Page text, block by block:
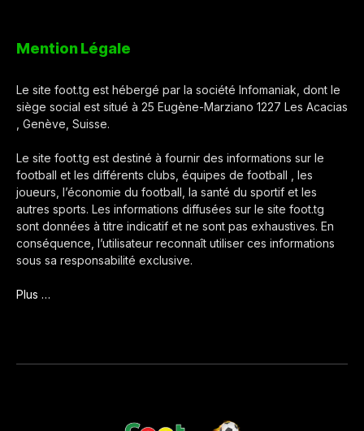
Mention Légale
Le site foot.tg est hébergé par la société Infomaniak, dont le
siège social est situé à 25 Eugène-Marziano 1227 Les Acacias
, Genève, Suisse.
Le site foot.tg est destiné à fournir des informations sur le
football et les différents clubs, équipes de football , les
joueurs, l’économie du football, la santé du sportif et les
autres sports. Les informations diffusées sur le site foot.tg
sont données à titre indicatif et ne sont pas exhaustives. En
conséquence, l’utilisateur reconnaît utiliser ces informations
sous sa responsabilité exclusive.
Plus …